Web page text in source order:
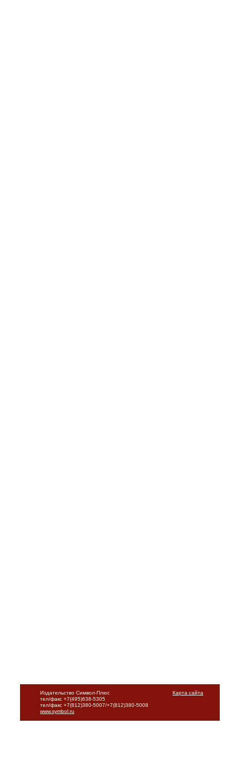
Карта сайта
Издательство Символ-Плюс
тел/факс +7(495)638-5305
тел/факс +7(812)380-5007/+7(812)380-5008
www.symbol.ru